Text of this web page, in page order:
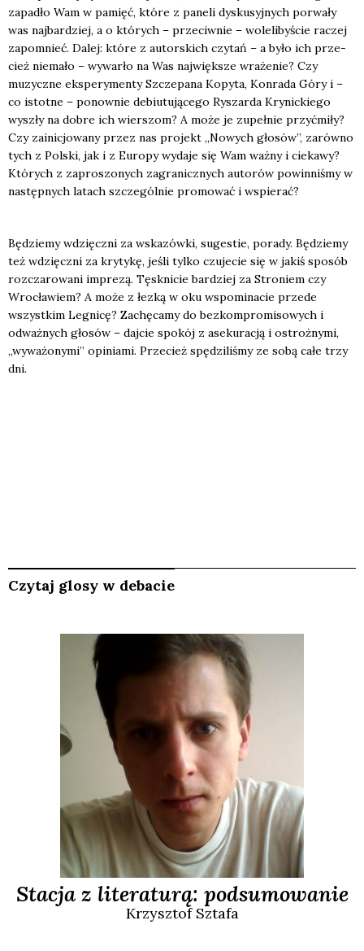
zapa­dło Wam w pamięć, któ­re z pane­li dys­ku­syj­nych porwa­ły
was naj­bar­dziej, a o któ­rych – prze­ciw­nie – wole­li­by­ście raczej
zapo­mnieć. Dalej: któ­re z autor­skich czy­tań – a było ich prze­
cież nie­ma­ło – wywar­ło na Was naj­więk­sze wra­że­nie? Czy
muzycz­ne eks­pe­ry­men­ty Szcze­pa­na Kopy­ta, Kon­ra­da Góry i –
co istot­ne – ponow­nie debiu­tu­ją­ce­go Ryszar­da Kry­nic­kie­go
wyszły na dobre ich wier­szom? A może je zupeł­nie przy­ćmi­ły?
Czy zaini­cjo­wa­ny przez nas pro­jekt „Nowych gło­sów”, zarów­no
tych z Pol­ski, jak i z Euro­py wyda­je się Wam waż­ny i cie­ka­wy?
Któ­rych z zapro­szo­nych zagra­nicz­nych auto­rów powin­ni­śmy w
następ­nych latach szcze­gól­nie pro­mo­wać i wspie­rać?
Będzie­my wdzięcz­ni za wska­zów­ki, suge­stie, pora­dy. Będzie­my
też wdzięcz­ni za kry­ty­kę, jeśli tyl­ko czu­je­cie się w jakiś spo­sób
roz­cza­ro­wa­ni impre­zą. Tęsk­ni­cie bar­dziej za Stro­niem czy
Wro­cła­wiem? A może z łez­ką w oku wspo­mi­na­cie przede
wszyst­kim Legni­cę? Zachę­ca­my do bez­kom­pro­mi­so­wych i
odważ­nych gło­sów – daj­cie spo­kój z ase­ku­ra­cją i ostroż­ny­mi,
„wywa­żo­ny­mi” opi­nia­mi. Prze­cież spę­dzi­li­śmy ze sobą całe trzy
dni.
Czytaj glosy w debacie
Stacja z literaturą: podsumowanie
KrzysztofSztafa